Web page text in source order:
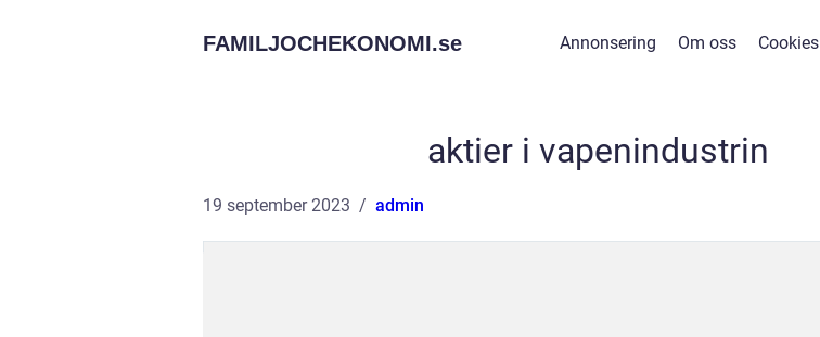
FAMILJOCHEKONOMI.se Annonsering Om oss Cookies
aktier i vapenindustrin
19 september 2023 admin